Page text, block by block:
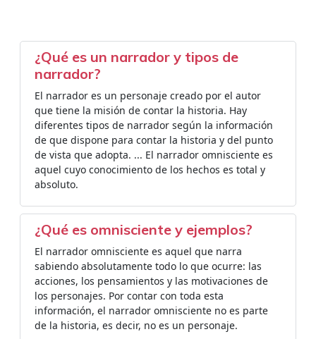
¿Qué es un narrador y tipos de
narrador?
El narrador es un personaje creado por el autor
que tiene la misión de contar la historia. Hay
diferentes tipos de narrador según la información
de que dispone para contar la historia y del punto
de vista que adopta. ... El narrador omnisciente es
aquel cuyo conocimiento de los hechos es total y
absoluto.
¿Qué es omnisciente y ejemplos?
El narrador omnisciente es aquel que narra
sabiendo absolutamente todo lo que ocurre: las
acciones, los pensamientos y las motivaciones de
los personajes. Por contar con toda esta
información, el narrador omnisciente no es parte
de la historia, es decir, no es un personaje.